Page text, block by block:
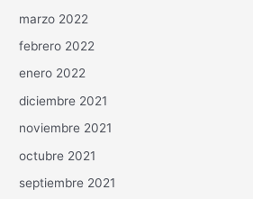
marzo 2022
febrero 2022
enero 2022
diciembre 2021
noviembre 2021
octubre 2021
septiembre 2021